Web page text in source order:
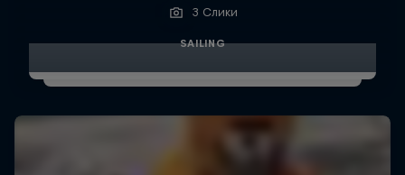
3 Слики
SAILING